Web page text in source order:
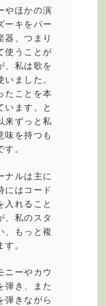
やほかの演
ーキをパー
器、つまり
使うことが
、私は歌を
ました。
たことを本
います。と
来ずっと私
味を持つも
。
ナルは主に
にはコード
入れること
、私のスタ
、もっと複
。
ニーやカウ
弾き、また
弾きながら